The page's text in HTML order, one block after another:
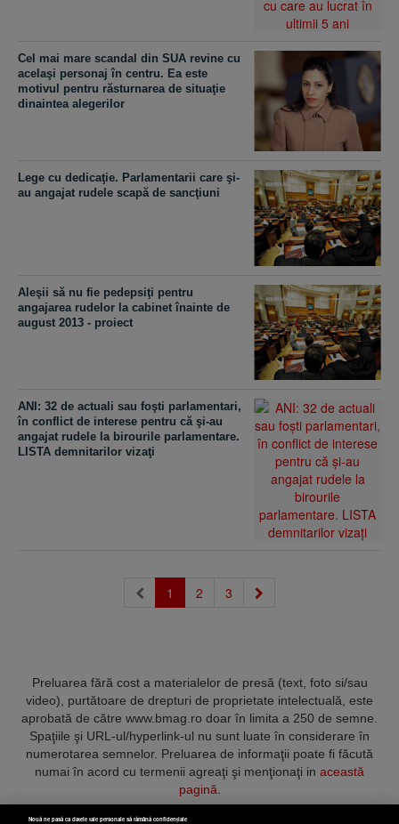
Cel mai mare scandal din SUA revine cu
acelaşi personaj în centru. Ea este
motivul pentru răsturnarea de situaţie
dinaintea alegerilor
Lege cu dedicaţie. Parlamentarii care şi-
au angajat rudele scapă de sancţiuni
Aleşii să nu fie pedepsiţi pentru
angajarea rudelor la cabinet înainte de
august 2013 - proiect
ANI: 32 de actuali sau foşti parlamentari,
în conflict de interese pentru că şi-au
angajat rudele la birourile parlamentare.
LISTA demnitarilor vizaţi
1 (current)
2 3
Preluarea fără cost a materialelor de presă (text, foto si/sau
video), purtătoare de drepturi de proprietate intelectuală, este
aprobată de către www.bmag.ro doar în limita a 250 de semne.
Spaţiile şi URL-ul/hyperlink-ul nu sunt luate în considerare în
numerotarea semnelor. Preluarea de informaţii poate fi făcută
numai în acord cu termenii agreaţi şi menţionaţi in această
pagină.
Nouă ne pasă ca datele tale personale să rămână confidențiale